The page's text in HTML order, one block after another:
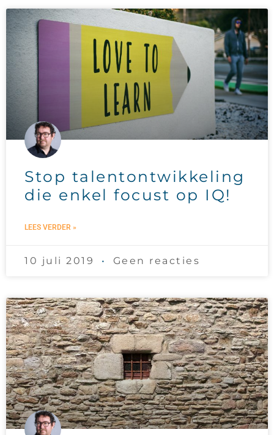
Stop talentontwikkeling
die enkel focust op IQ!
LEES VERDER »
10 juli 2019 Geen reacties